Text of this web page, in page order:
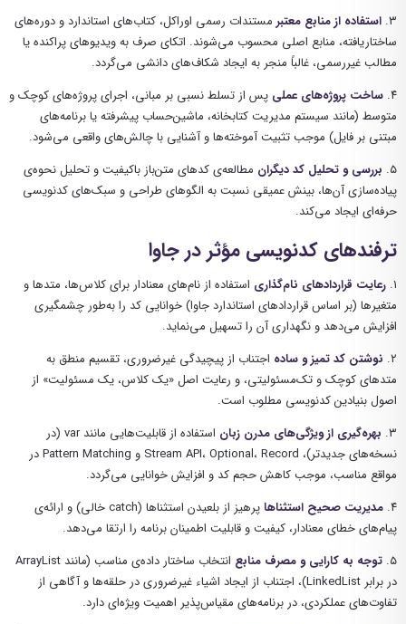
۳. استفاده از منابع معتبرمستندات رسمی اوراکل، کتاب‌های استاندارد و دوره‌های
ساختاریافته، منابع اصلی محسوب می‌شوند. اتکای صرف به ویدیوهای پراکنده یا
مطالب غیررسمی، غالباً منجر به ایجاد شکاف‌های دانشی می‌گردد.
۴. ساخت پروژه‌های عملی پس از تسلط نسبی بر مبانی، اجرای پروژه‌های کوچک و
متوسط (مانند سیستم مدیریت کتابخانه، ماشین‌حساب پیشرفته یا برنامه‌های
مبتنی بر فایل) موجب تثبیت آموخته‌ها و آشنایی با چالش‌های واقعی می‌شود.
۵. بررسی و تحلیل کد دیگران مطالعه‌ی کدهای متن‌باز باکیفیت و تحلیل نحوه‌ی
پیاده‌سازی آن‌ها، بینش عمیقی نسبت به الگوهای طراحی و سبک‌های کدنویسی
حرفه‌ای ایجاد می‌کند.
ترفندهای کدنویسی مؤثر در جاوا
۱. رعایت قراردادهای نام‌گذاری استفاده از نام‌های معنادار برای کلاس‌ها، متدها و
متغیرها (بر اساس قراردادهای استاندارد جاوا) خوانایی کد را به‌طور چشمگیری
افزایش می‌دهد و نگهداری آن را تسهیل می‌نماید.
۲. نوشتن کد تمیز و ساده اجتناب از پیچیدگی غیرضروری، تقسیم منطق به
متدهای کوچک و تک‌مسئولیتی، و رعایت اصل «یک کلاس، یک مسئولیت» از
اصول بنیادین کدنویسی مطلوب است.
۳. بهره‌گیری از ویژگی‌های مدرن زبان استفاده از قابلیت‌هایی مانندvar(در
نسخه‌های جدیدتر)، Stream API، Optional، Record و Pattern Matching در
مواقع مناسب، موجب کاهش حجم کد و افزایش خوانایی می‌گردد.
۴. مدیریت صحیح استثناها
پرهیز از بلعیدن استثناها (catch خالی) و ارائه‌ی
پیام‌های خطای معنادار، کیفیت و قابلیت اطمینان برنامه را ارتقا می‌دهد.
۵. توجه به کارایی و مصرف منابع
انتخاب ساختار داده‌ی مناسب (مانند ArrayList
در برابر LinkedList)، اجتناب از ایجاد اشیاء غیرضروری در حلقه‌ها و آگاهی از
تفاوت‌های عملکردی، در برنامه‌های مقیاس‌پذیر اهمیت ویژه‌ای دارد.